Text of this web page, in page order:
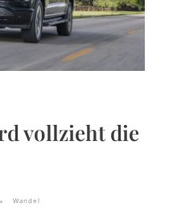
vollzieht die
Wandel